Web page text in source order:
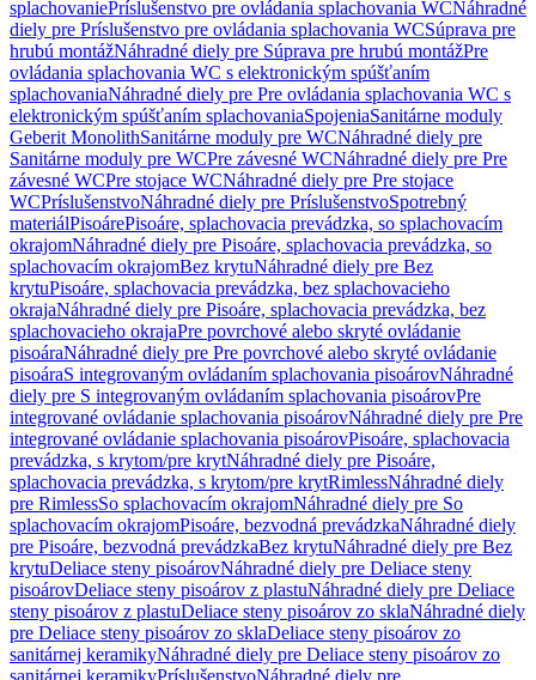
splachovaniePríslušenstvo pre ovládania splachovania WCNáhradné
diely pre Príslušenstvo pre ovládania splachovania WCSúprava pre
hrubú montážNáhradné diely pre Súprava pre hrubú montážPre
ovládania splachovania WC s elektronickým spúšťaním
splachovaniaNáhradné diely pre Pre ovládania splachovania WC s
elektronickým spúšťaním splachovaniaSpojeniaSanitárne moduly
Geberit MonolithSanitárne moduly pre WCNáhradné diely pre
Sanitárne moduly pre WCPre závesné WCNáhradné diely pre Pre
závesné WCPre stojace WCNáhradné diely pre Pre stojace
WCPríslušenstvoNáhradné diely pre PríslušenstvoSpotrebný
materiálPisoárePisoáre, splachovacia prevádzka, so splachovacím
okrajomNáhradné diely pre Pisoáre, splachovacia prevádzka, so
splachovacím okrajomBez krytuNáhradné diely pre Bez
krytuPisoáre, splachovacia prevádzka, bez splachovacieho
okrajaNáhradné diely pre Pisoáre, splachovacia prevádzka, bez
splachovacieho okrajaPre povrchové alebo skryté ovládanie
pisoáraNáhradné diely pre Pre povrchové alebo skryté ovládanie
pisoáraS integrovaným ovládaním splachovania pisoárovNáhradné
diely pre S integrovaným ovládaním splachovania pisoárovPre
integrované ovládanie splachovania pisoárovNáhradné diely pre Pre
integrované ovládanie splachovania pisoárovPisoáre, splachovacia
prevádzka, s krytom/pre krytNáhradné diely pre Pisoáre,
splachovacia prevádzka, s krytom/pre krytRimlessNáhradné diely
pre RimlessSo splachovacím okrajomNáhradné diely pre So
splachovacím okrajomPisoáre, bezvodná prevádzkaNáhradné diely
pre Pisoáre, bezvodná prevádzkaBez krytuNáhradné diely pre Bez
krytuDeliace steny pisoárovNáhradné diely pre Deliace steny
pisoárovDeliace steny pisoárov z plastuNáhradné diely pre Deliace
steny pisoárov z plastuDeliace steny pisoárov zo sklaNáhradné diely
pre Deliace steny pisoárov zo sklaDeliace steny pisoárov zo
sanitárnej keramikyNáhradné diely pre Deliace steny pisoárov zo
sanitárnej keramikyPríslušenstvoNáhradné diely pre